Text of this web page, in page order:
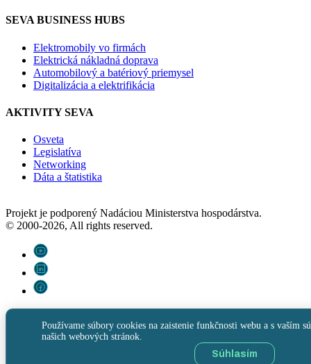
SEVA BUSINESS HUBS
Elektromobily vo firmách
Elektrická nákladná doprava
Automobilový a batériový priemysel
Digitalizácia a elektrifikácia
AKTIVITY SEVA
Osveta
Legislatíva
Networking
Dáta a štatistika
Projekt je podporený Nadáciou Ministerstva hospodárstva.
© 2000-2026, All rights reserved.
Používame súbory cookies na zaistenie funkčnosti webu a s vaším
našich webových stránok.
Súhlasím